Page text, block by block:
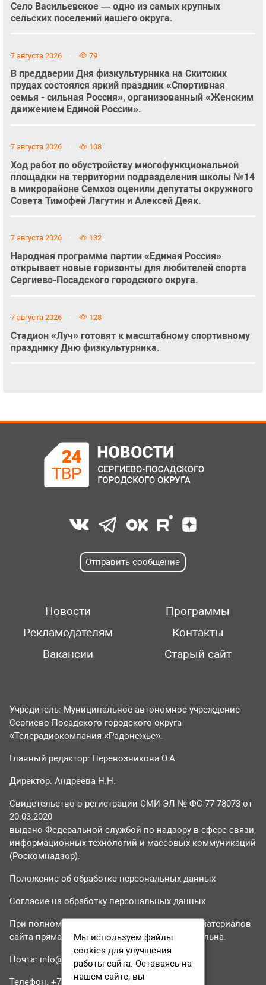
Село Васильевское — одно из самых крупных
сельских поселений нашего округа.
7 августа 2026 79
В преддверии Дня физкультурника на Скитских
прудах состоялся яркий праздник «Спортивная
семья - сильная Россия», организованный «Женским
движением Единой России».
7 августа 2026 108
Ход работ по обустройству многофункциональной
площадки на территории подразделения школы №14
в микрорайоне Семхоз оценили депутаты окружного
Совета Тимофей Лагутин и Алексей Деяк.
7 августа 2026 132
Народная программа партии «Единая Россия»
открывает новые горизонты для любителей спорта
Сергиево-Посадского городского округа.
7 августа 2026 128
Стадион «Луч» готовят к масштабному спортивному
празднику Дню физкультурника.
Отправить сообщение
Новости
Программы
Рекламодателям
Контакты
Вакансии
Старый сайт
Учредитель: Муниципальное автономное учреждение
Сергиево-Посадского городского округа
«Телерадиокомпания «Радонежье».
Главный редактор: Перевозникова О.А.
Директор: Андреева Н.Н.
Свидетельство о регистрации СМИ ЭЛ № ФС 77-78073 от
20.03.2020
выдано Федеральной службой по надзору в сфере связи,
информационных технологий и массовых коммуникаций
(Роскомнадзор).
Положение об обработке персональных данных
Согласие на обработку персональных данных
При полном или частичном использовании материалов
сайта прямая гиперссылка на tvr24.tv обязательна.
Почта: info@tvr24.tv
Телефон: +7 (496) 551-04-95
Мы используем файлы
cookies для улучшения
работы сайта. Оставаясь на
нашем сайте, вы